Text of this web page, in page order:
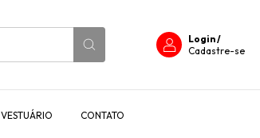
Login/
Cadastre-se
VESTUÁRIO CONTATO